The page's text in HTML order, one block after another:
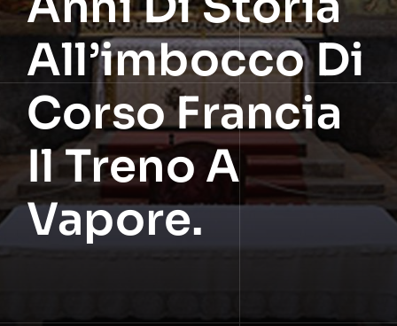
All’imbocco Di
Corso Francia
Il Treno A
Vapore.